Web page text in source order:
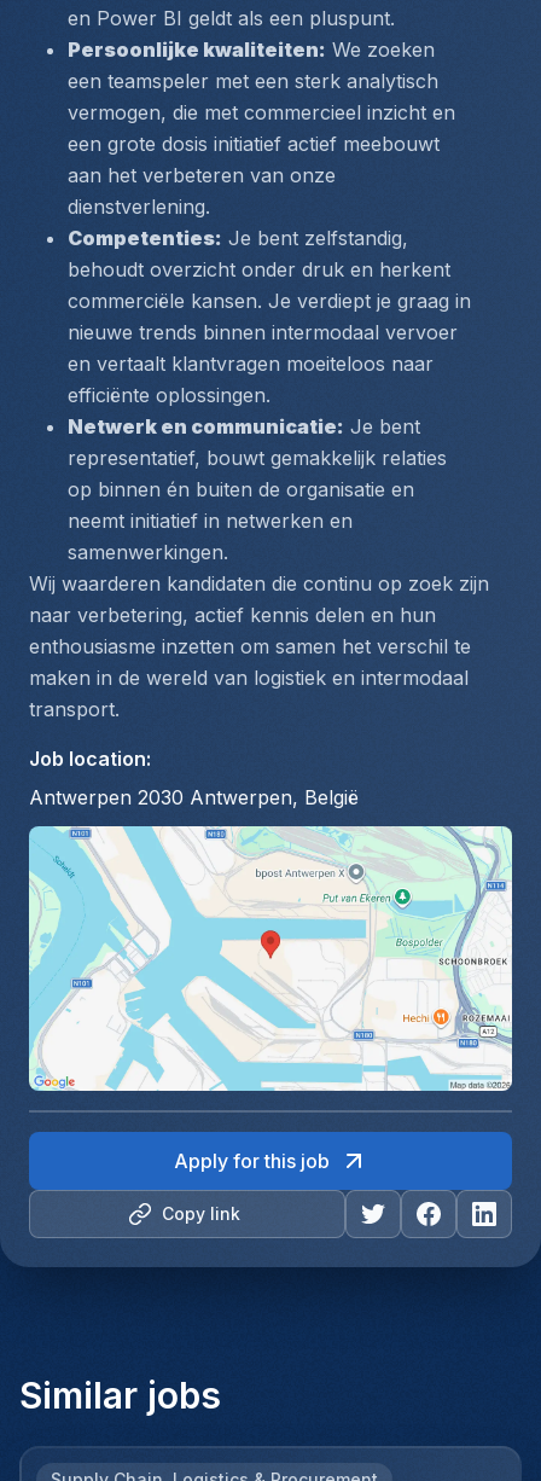
en Power BI geldt als een pluspunt.
Persoonlijke kwaliteiten: We zoeken
een teamspeler met een sterk analytisch
vermogen, die met commercieel inzicht en
een grote dosis initiatief actief meebouwt
aan het verbeteren van onze
dienstverlening.
Competenties: Je bent zelfstandig,
behoudt overzicht onder druk en herkent
commerciële kansen. Je verdiept je graag in
nieuwe trends binnen intermodaal vervoer
en vertaalt klantvragen moeiteloos naar
efficiënte oplossingen.
Netwerk en communicatie: Je bent
representatief, bouwt gemakkelijk relaties
op binnen én buiten de organisatie en
neemt initiatief in netwerken en
samenwerkingen.
Wij waarderen kandidaten die continu op zoek zijn
naar verbetering, actief kennis delen en hun
enthousiasme inzetten om samen het verschil te
maken in de wereld van logistiek en intermodaal
transport.
Job location:
Antwerpen 2030 Antwerpen, België
Copy link
Apply for this job
Similar jobs